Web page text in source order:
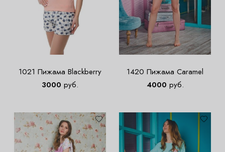
1021 Пижама Blackberry
3000 руб.
1420 Пижама Caramel
4000 руб.